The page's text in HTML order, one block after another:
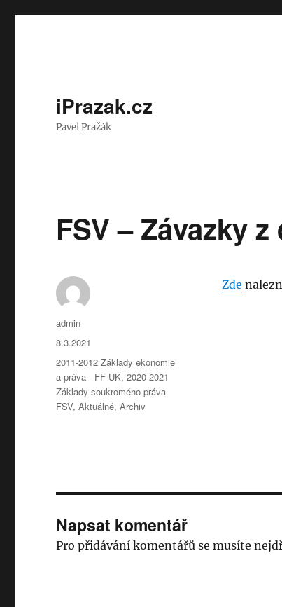
iPrazak.cz
Pavel Pražák
FSV – Závazky
Zde
Autor:
admin
Publikováno:
8.3.2021
Rubriky:
2011-2012 Základy ekonomie
a práva - FF UK,2020-2021
Základy soukromého práva
FSV,Aktuálně,Archiv
Napsat komentář
Pro přidávání komentářů se musíte